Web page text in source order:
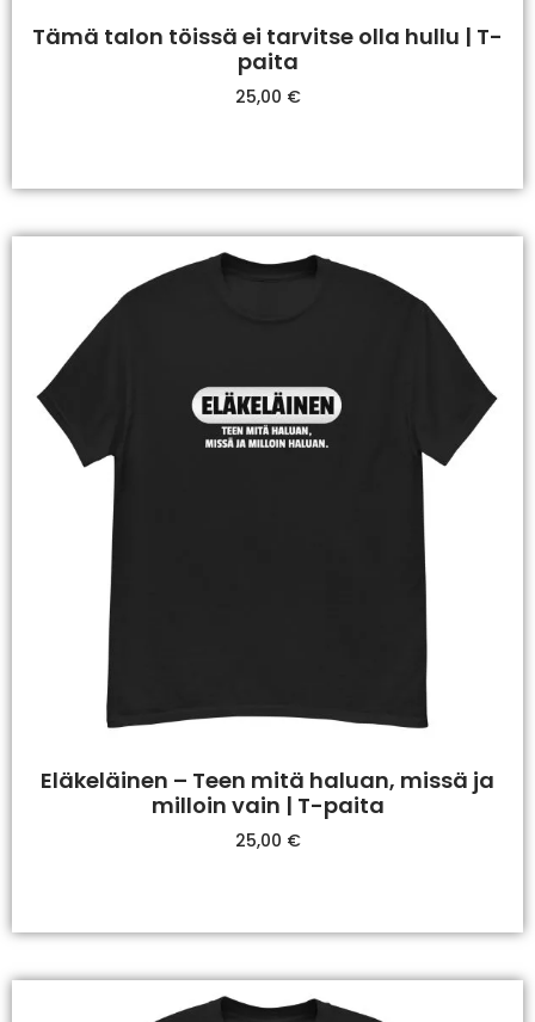
Tämä talon töissä ei tarvitse olla hullu | T-
paita
25,00 €
Eläkeläinen – Teen mitä haluan, missä ja
milloin vain | T-paita
25,00 €